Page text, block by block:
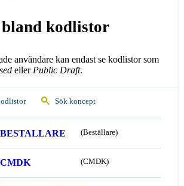
kodlistor
användare kan endast se kodlistor som
eller Public Draft.
Sök koncept
BESTALLARE (Beställare)
CMDK (CMDK)